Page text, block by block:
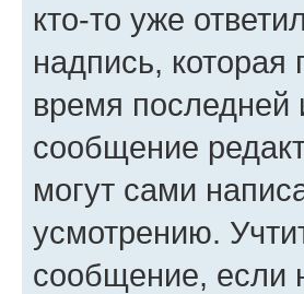
кто-то уже
надпись, которая
время последней
сообщение
могут сами
усмотрению.
сообщение, если